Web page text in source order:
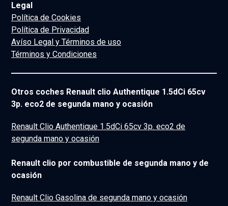
Legal
Política de Cookies
Política de Privacidad
Avíso Legal y Términos de uso
Términos y Condiciones
Otros coches Renault clio Authentique 1.5dCi 65cv
3p. eco2 de segunda mano y ocasión
Renault Clio Authentique 1.5dCi 65cv 3p. eco2 de
segunda mano y ocasión
Renault clio por combustible de segunda mano y de
ocasión
Renault Clio Gasolina de segunda mano y ocasión